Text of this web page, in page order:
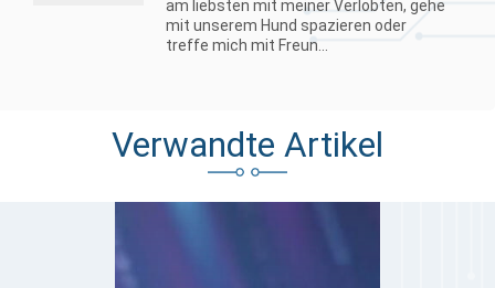
am liebsten mit meiner Verlobten, gehe
mit unserem Hund spazieren oder
treffe mich mit Freun...
Verwandte Artikel